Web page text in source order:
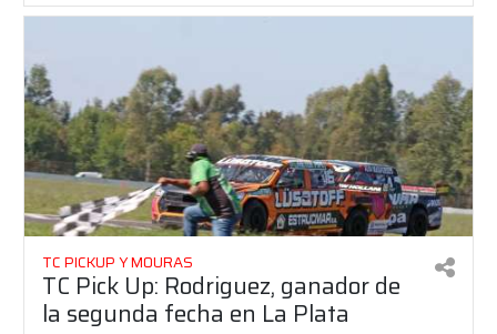
TC PICKUP Y MOURAS
TC Pick Up: Rodriguez, ganador de
la segunda fecha en La Plata